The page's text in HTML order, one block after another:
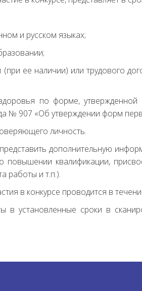
и русском языках;
ее наличии) или трудового
по форме,
№ 907 «Об утверждении форм
личность.
дополнительную
повышении квалификации,
работы и т.п.).
в конкурсе проводится в
в установленные сроки в